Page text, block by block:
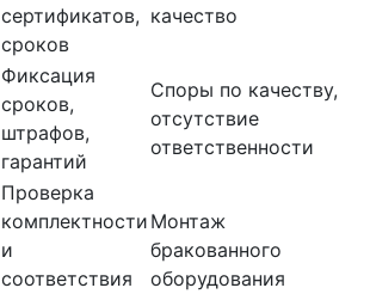
сертификатов,
сроков
качество
Фиксация
сроков,
штрафов,
гарантий
Споры по качеству,
отсутствие
ответственности
Проверка
комплектности
и
соответствия
Монтаж
бракованного
оборудования